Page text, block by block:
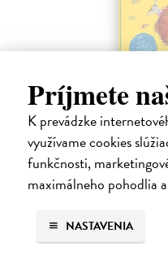
Príjmete
K prevádzke
využívame cookies
funkčnosti,
maximálneho pohodlia
NASTAVENIA
Niešo - CD
Walliams David | Audiokniha
Toto je príbeh decka, ktoré má
pomyslí, mu okamžite
Na sklade ?
13,95 € ?